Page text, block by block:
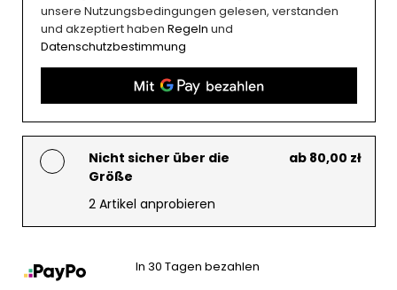
unsere Nutzungsbedingungen gelesen, verstanden
und akzeptiert haben Regeln und
Datenschutzbestimmung
Nicht sicher über die
Größe
ab 80,00 zł
2 Artikel anprobieren
In 30 Tagen bezahlen